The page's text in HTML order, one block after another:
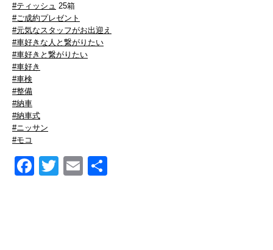
#ティッシュ 25箱
#ご成約プレゼント
#元気なスタッフがお出迎え
#車好きな人と繋がりたい
#車好きと繋がりたい
#車好き
#車検
#整備
#納車
#納車式
#ニッサン
#モコ
Facebook
Twitter
Email